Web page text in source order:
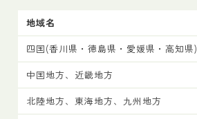
地域名
四国(香川県・徳島県・愛媛県・高知県)
中国地方、近畿地方
北陸地方、東海地方、九州地方